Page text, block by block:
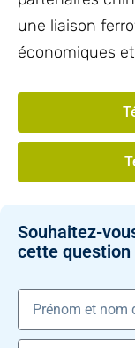
une liaison
économiques
Souhaitez-
cette question